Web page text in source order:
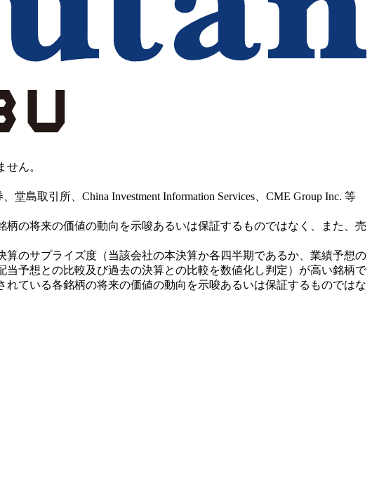
ん。
島取引所、China Investment Information Services、CME Group Inc. 等
の将来の価値の動向を示唆あるいは保証するものではなく、また、売
のサプライズ度（当該会社の本決算か各四半期であるか、業績予想の
予想との比較及び過去の決算との比較を数値化し判定）が高い銘柄で
ている各銘柄の将来の価値の動向を示唆あるいは保証するものではな